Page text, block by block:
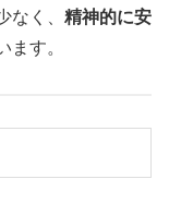
なく、 精神的に安
ます。